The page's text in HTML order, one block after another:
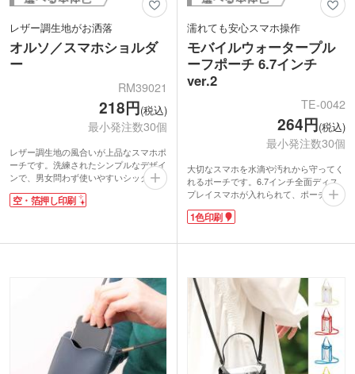
レザー調生地がお洒落
オルソ／スマホショルダ
ー
RM39021
218円(税込)
最小発注数30個
レザー調生地の風合いが上品なスマホポ
ーチです。洗練されたシンプルなデザイ
ンで、男女問わず使いやすいシックなカ
ラー展開。PU素材の柔らかい生地感で
軽く、スナップボタン付きで中身が飛び
常のあらゆるシーンで活躍します。空押
いかがでしょうか。パッケージは厚さ約
10mm、重量約75gでメール便送付が可
能です。ファンクラブ会員特典や、アパ
レルショップのDM送付にもおすすめで
空・箔押し印刷
濡れても安心スマホ操作
モバイルウォータープル
ーフポーチ 6.7インチ
ver.2
TE-0042
264円(税込)
最小発注数30個
大切なスマホを水滴や汚れから守ってく
れるポーチです。6.7インチ全面ディス
プレイスマホが入れられて、ポーチ本体
にはジッパー・蓋にロックレバー付きの
安心2重ロック。気密性はバッチリで
付。防水等級IPX8基準に合格していま
す。
フタに1色印刷が可能です。アウトドア
ショップの購入プレゼントや旅行代理店
の申込特典におすすめです。オリジナル
スマホポーチのノベルティを製作しませ
1色印刷